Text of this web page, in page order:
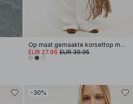
Op maat gemaakte korsettop met halternek
EUR 27.96 EUR 39.95
-30%